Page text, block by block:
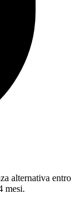
alternativa entro
mesi.